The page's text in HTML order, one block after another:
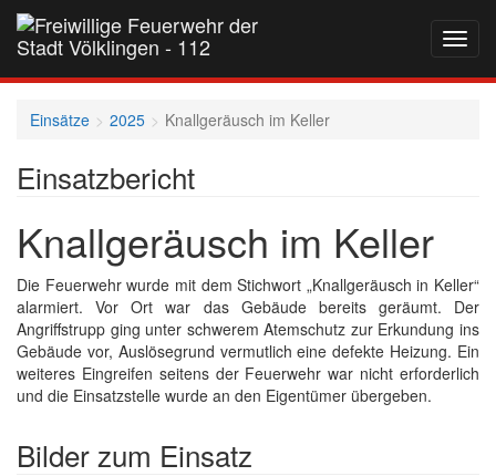
auf-
und
Einsätze 2025 Knallgeräusch im Keller
Einsatzbericht
Knallgeräusch im Keller
Die Feuerwehr wurde mit dem Stichwort „Knallgeräusch in Keller“
alarmiert. Vor Ort war das Gebäude bereits geräumt. Der
Angriffstrupp ging unter schwerem Atemschutz zur Erkundung ins
Gebäude vor, Auslösegrund vermutlich eine defekte Heizung. Ein
weiteres Eingreifen seitens der Feuerwehr war nicht erforderlich
und die Einsatzstelle wurde an den Eigentümer übergeben.
Bilder zum Einsatz